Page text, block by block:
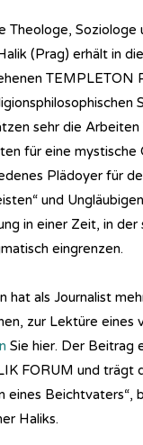
Theologe, Soziologe
(Prag) erhält in
TEMPLETON
sehr die Arbeiten
für eine mystische
Plädoyer für
und
in einer Zeit, in der
eingrenzen.
hat als Journalist
zur Lektüre eines
Sie hier. Der Beitrag
FORUM und trägt
eines Beichtvaters“,
Haliks.